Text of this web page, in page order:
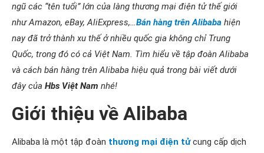
ngũ các “tên tuổi” lớn của làng thương mại điện tử thế giới
như Amazon, eBay, AliExpress,…Bán hàng trên Alibaba hiện
nay đã trở thành xu thế ở nhiều quốc gia không chỉ Trung
Quốc, trong đó có cả Việt Nam. Tìm hiểu về tập đoàn Alibaba
và cách bán hàng trên Alibaba hiệu quả trong bài viết dưới
đây của Hbs Việt Nam nhé!
Giới thiệu về Alibaba
Alibaba là một tập đoàn thương mại điện tửcung cấp dịch